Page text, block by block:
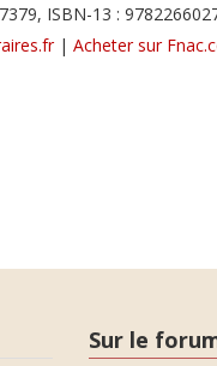
ISBN-13 :
| Acheter sur
Sur le